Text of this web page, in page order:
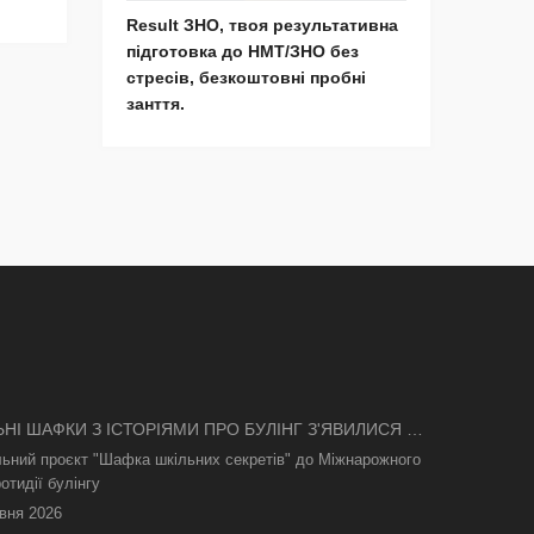
Result ЗНО, твоя результативна
підготовка до НМТ/ЗНО без
стресів, безкоштовні пробні
занття.
ШАФКИ З ІСТОРІЯМИ ПРО БУЛІНГ З'ЯВИЛИСЯ В
проєкт "Шафка шкільних секретів" до Міжнарожного
булінгу
2026